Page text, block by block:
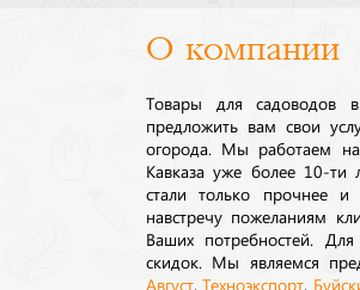
О компании
Товары для садоводов
предложить вам свои
огорода. Мы работаем
Кавказа уже более 10-ти
стали только прочнее и
навстречу пожеланиям
Ваших потребностей. Для
скидок. Мы являемся
Август ,Техноэкспорт